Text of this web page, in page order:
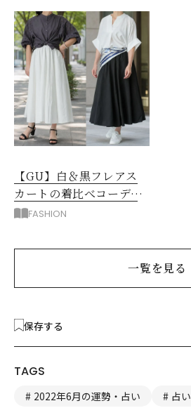
【GU】白＆黒フレアス
カートの着比べコーデ6
選！同じトップスがこん
FASHION
一覧を見る
保存する
TAGS
2022年6月の運勢・占い 占い